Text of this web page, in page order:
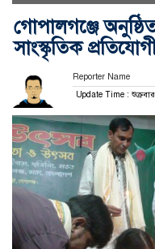
গোপালগঞ্জে
সাংস্কৃতিক
Reporter Name
Update Time :